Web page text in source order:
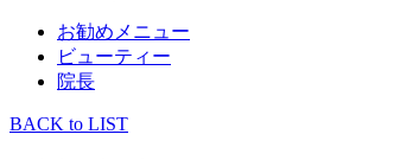
お勧めメニュー
ビューティー
院長
BACK to LIST